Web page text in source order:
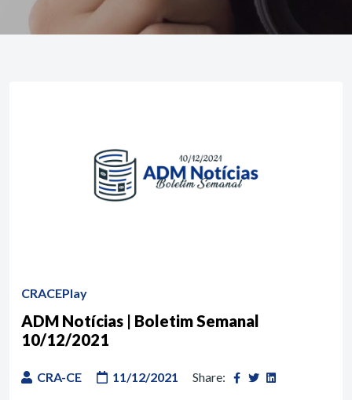
CRACEPlay
ADM Notícias | Boletim Semanal
10/12/2021
CRA-CE 11/12/2021 Share: